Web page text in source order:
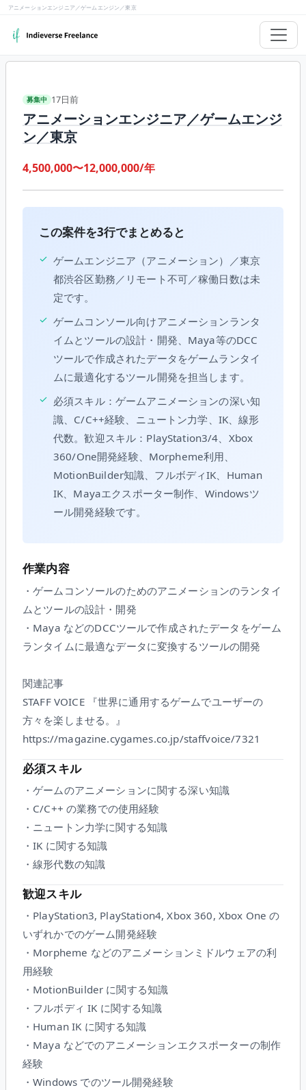
アニメーションエンジニア／ゲームエンジン／東京
募集中 17日前
アニメーションエンジニア／ゲームエンジ
ン／東京
4,500,000〜12,000,000/年
この案件を3行でまとめると
✓ ゲームエンジニア（アニメーション）／東京
都渋谷区勤務／リモート不可／稼働日数は未
定です。
✓ ゲームコンソール向けアニメーションランタ
イムとツールの設計・開発、Maya等のDCC
ツールで作成されたデータをゲームランタイ
ムに最適化するツール開発を担当します。
✓ 必須スキル：ゲームアニメーションの深い知
識、C/C++経験、ニュートン力学、IK、線形
代数。歓迎スキル：PlayStation3/4、Xbox
360/One開発経験、Morpheme利用、
MotionBuilder知識、フルボディIK、Human
IK、Mayaエクスポーター制作、Windowsツ
ール開発経験です。
作業内容
・ゲームコンソールのためのアニメーションのランタイ
ムとツールの設計・開発
・Maya などのDCCツールで作成されたデータをゲーム
ランタイムに最適なデータに変換するツールの開発
関連記事
STAFF VOICE 『世界に通用するゲームでユーザーの
方々を楽しませる。』
https://magazine.cygames.co.jp/staffvoice/7321
必須スキル
・ゲームのアニメーションに関する深い知識
・C/C++ の業務での使用経験
・ニュートン力学に関する知識
・IK に関する知識
・線形代数の知識
歓迎スキル
・PlayStation3, PlayStation4, Xbox 360, Xbox One の
いずれかでのゲーム開発経験
・Morpheme などのアニメーションミドルウェアの利
用経験
・MotionBuilder に関する知識
・フルボディ IK に関する知識
・Human IK に関する知識
・Maya などでのアニメーションエクスポーターの制作
経験
・Windows でのツール開発経験